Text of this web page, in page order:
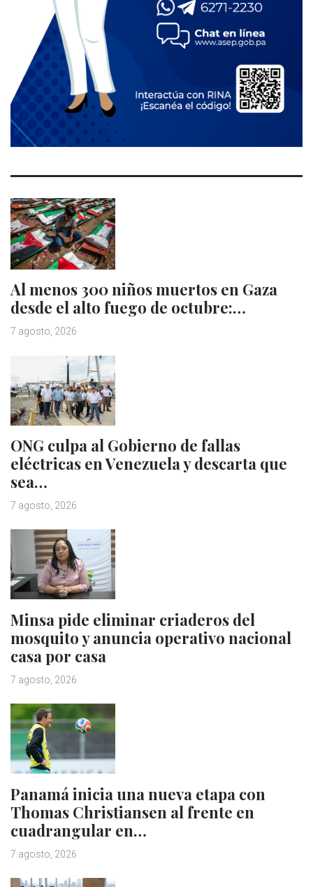
Al menos 300 niños muertos en Gaza
desde el alto fuego de octubre:…
7 agosto, 2026
ONG culpa al Gobierno de fallas
eléctricas en Venezuela y descarta que
sea…
7 agosto, 2026
Minsa pide eliminar criaderos del
mosquito y anuncia operativo nacional
casa por casa
7 agosto, 2026
Panamá inicia una nueva etapa con
Thomas Christiansen al frente en
cuadrangular en…
7 agosto, 2026